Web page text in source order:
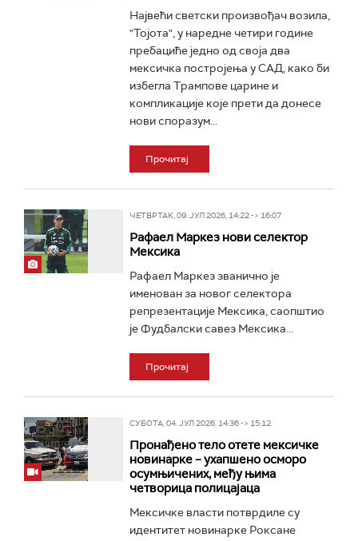
Највећи светски произвођач возила,
"Тојота", у наредне четири године
пребациће једно од своја два
мексичка постројења у САД, како би
избегла Трампове царине и
компликације које прети да донесе
нови споразум...
Прочитај
ЧЕТВРТАК, 09. ЈУЛ 2026, 14:22 -> 16:07
Рафаел Маркез нови селектор
Мексика
Рафаел Маркез званично је
именован за новог селектора
репрезентације Мексика, саопштио
је Фудбалски савез Мексика...
Прочитај
СУБОТА, 04. ЈУЛ 2026, 14:36 -> 15:12
Пронађено тело отете мексичке
новинарке – ухапшено осморо
осумњичених, међу њима
четворица полицајаца
Мексичке власти потврдиле су
идентитет новинарке Роксане